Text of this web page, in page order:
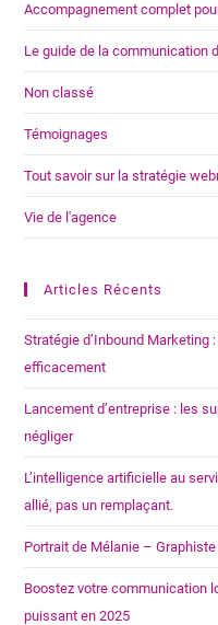
Accompagnement complet
Le guide de la communication
Non classé
Témoignages
Tout savoir sur la stratégie
Vie de l'agence
Articles Récents
Stratégie d’Inbound Marketing
efficacement
Lancement d’entreprise : les
négliger
L’intelligence artificielle au
allié, pas un remplaçant.
Portrait de Mélanie –
Boostez votre communication
puissant en 2025